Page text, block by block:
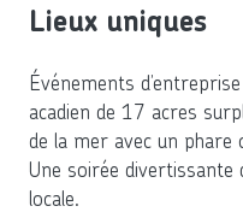
Lieux uniques
Événements
acadien de 17 acres
de la mer avec un phare
Une soirée divertissante
locale.